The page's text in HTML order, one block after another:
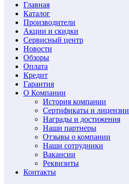
Главная
Каталог
Производители
Акции и скидки
Сервисный центр
Новости
Обзоры
Оплата
Кредит
Гарантия
О Компании
История компании
Сертификаты и лицензии
Награды и достижения
Наши партнеры
Отзывы о компании
Наши сотрудники
Вакансии
Реквизиты
Контакты